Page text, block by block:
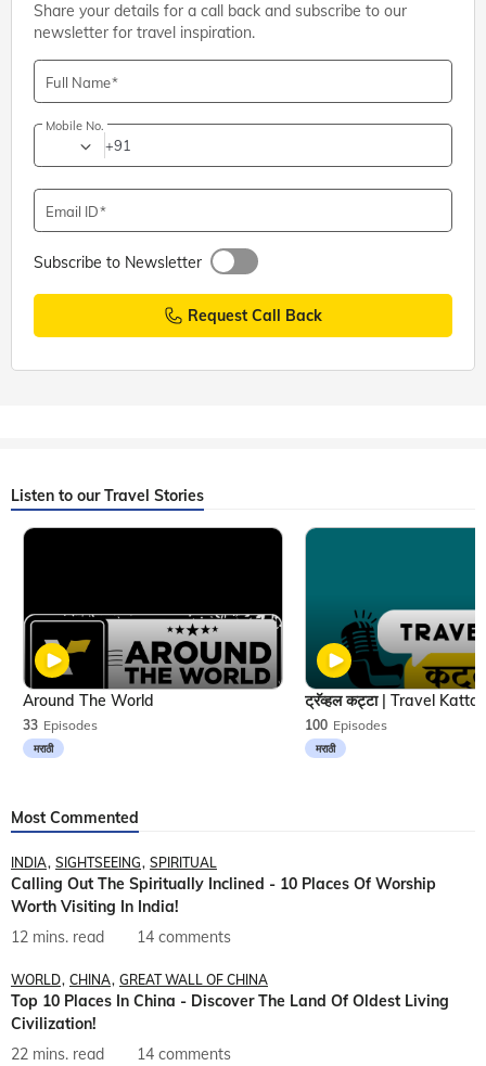
Share your details for a call back and subscribe to our
newsletter for travel inspiration.
Full Name
Mobile No.
+91
Email ID
Subscribe to Newsletter
Request Call Back
Listen to our Travel Stories
33 Episodes
मराठी
Around The World
100 Episodes
मराठी
Most Commented
INDIA SIGHTSEEING SPIRITUAL
Calling Out The Spiritually Inclined - 10 Places Of Worship
Worth Visiting In India!
12 mins. read
14 comments
WORLD CHINA GREAT WALL OF CHINA
Top 10 Places In China - Discover The Land Of Oldest Living
Civilization!
22 mins. read
14 comments